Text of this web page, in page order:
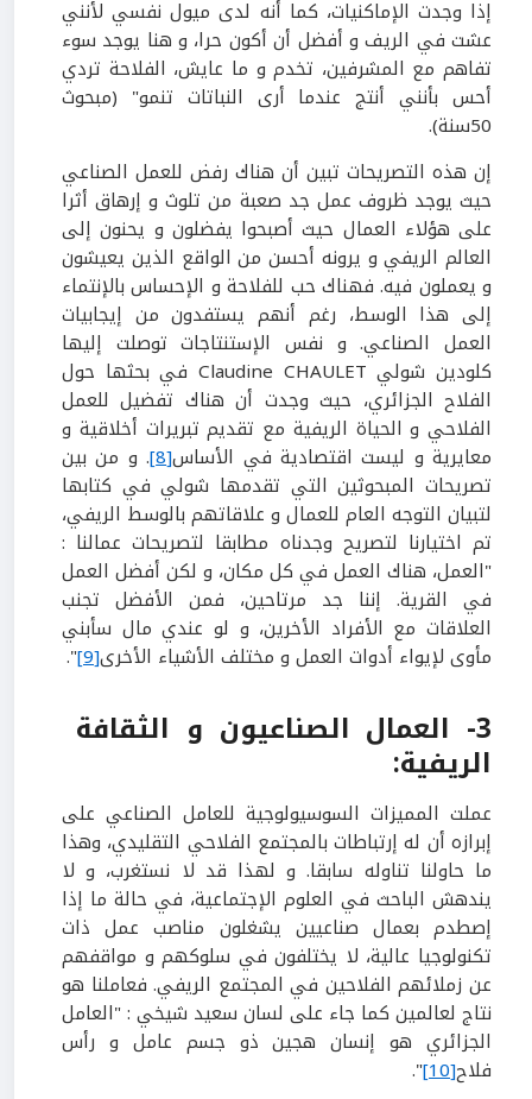
إذا وجدت الإماكنيات، كما أنه لدى ميول نفسي لأنني
عشت في الريف و أفضل أن أكون حرا، و هنا يوجد سوء
تفاهم مع المشرفين، تخدم و ما عايش، الفلاحة تردي
أحس بأنني أنتج عندما أرى النباتات تنمو" (مبحوث
50سنة).
إن هذه التصريحات تبين أن هناك رفض للعمل الصناعي
حيث يوجد ظروف عمل جد صعبة من تلوث و إرهاق أثرا
على هؤلاء العمال حيث أصبحوا يفضلون و يحنون إلى
العالم الريفي و يرونه أحسن من الواقع الذين يعيشون
و يعملون فيه. فهناك حب للفلاحة و الإحساس بالإنتماء
إلى هذا الوسط، رغم أنهم يستفدون من إيجابيات
العمل الصناعي. و نفس الإستنتاجات توصلت إليها
كلودين شولي Claudine CHAULET في بحثها حول
الفلاح الجزائري، حيث وجدت أن هناك تفضيل للعمل
الفلاحي و الحياة الريفية مع تقديم تبريرات أخلاقية و
معايرية و ليست اقتصادية في الأساس[8] . و من بين
تصريحات المبحوثين التي تقدمها شولي في كتابها
لتبيان التوجه العام للعمال و علاقاتهم بالوسط الريفي،
تم اختيارنا لتصريح وجدناه مطابقا لتصريحات عمالنا :
"العمل، هناك العمل في كل مكان، و لكن أفضل العمل
في القرية. إننا جد مرتاحين، فمن الأفضل تجنب
العلاقات مع الأفراد الأخرين، و لو عندي مال سأبني
مأوى لإيواء أدوات العمل و مختلف الأشياء الأخرى[9]
".
3- العمال الصناعيون و الثقافة
الريفية:
عملت المميزات السوسيولوجية للعامل الصناعي على
إبرازه أن له إرتباطات بالمجتمع الفلاحي التقليدي، وهذا
ما حاولنا تناوله سابقا. و لهذا قد لا نستغرب، و لا
يندهش الباحث في العلوم الإجتماعية، في حالة ما إذا
إصطدم بعمال صناعيين يشغلون مناصب عمل ذات
تكنولوجيا عالية، لا يختلفون في سلوكهم و مواقفهم
عن زملائهم الفلاحين في المجتمع الريفي. فعاملنا هو
نتاج لعالمين كما جاء على لسان سعيد شيخي : "العامل
الجزائري هو إنسان هجين ذو جسم عامل و رأس
فلاح[10]
".